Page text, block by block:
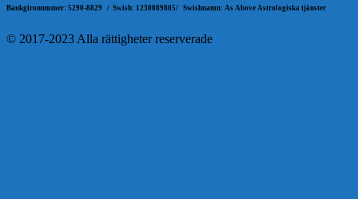
Bankgironummer: 5290-8829 / Swish: 1230089805/ Swishnamn: As Above Astrologiska tjänster
© 2017-2023 Alla rättigheter reserverade